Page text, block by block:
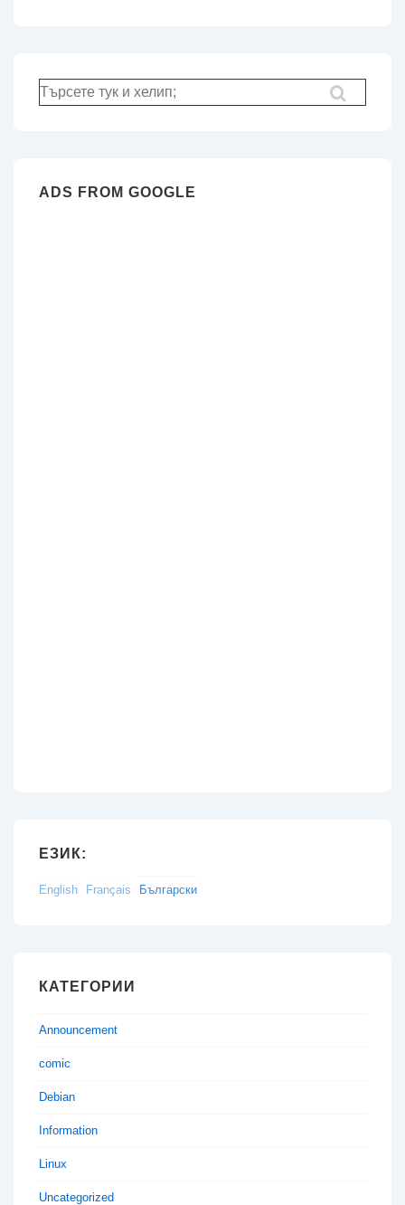
Търсене
за:
ADS FROM GOOGLE
ЕЗИК:
English Français Български
КАТЕГОРИИ
Announcement
comic
Debian
Information
Linux
Uncategorized